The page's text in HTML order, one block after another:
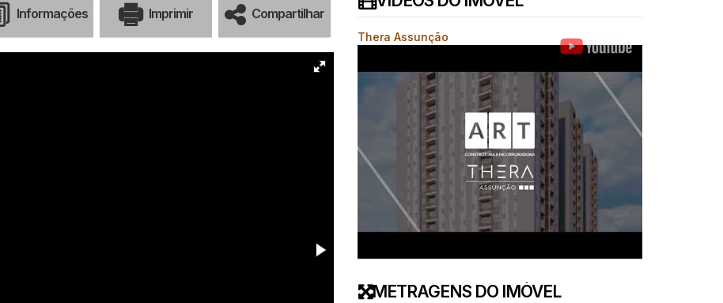
Informações Imprimir Compartilhar
Thera Assunção
METRAGENS DO IMÓVEL